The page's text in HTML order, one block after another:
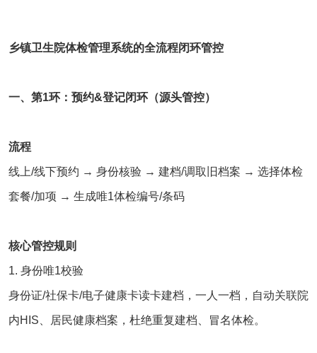
乡镇卫生院体检管理系统的全流程闭环管控
一、第1环：预约&登记闭环（源头管控）
流程
线上/线下预约 → 身份核验 → 建档/调取旧档案 → 选择体检
套餐/加项 → 生成唯1体检编号/条码
核心管控规则
1. 身份唯1校验
身份证/社保卡/电子健康卡读卡建档，一人一档，自动关联院
内HIS、居民健康档案，杜绝重复建档、冒名体检。